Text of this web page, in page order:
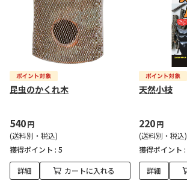
昆虫のかくれ木
540円
(送料別・税込)
獲得ポイント : 5
詳細 カートに入れる
天然小枝
220円
(送料別・税込)
獲得ポイント :
詳細